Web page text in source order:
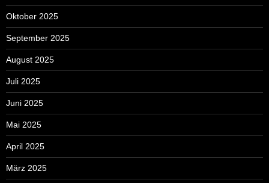
Oktober 2025
September 2025
August 2025
Juli 2025
Juni 2025
Mai 2025
April 2025
März 2025